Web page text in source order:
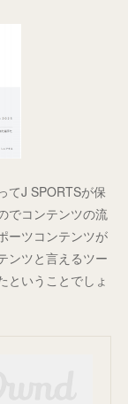
てJ SPORTSが保
でコンテンツの流
ーツコンテンツが
ンツと言えるツー
ということでしょ